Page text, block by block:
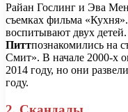
Райан Гослинг и Эва
съемках фильма
воспитывают двух детей.
Питтпознакомились на
Смит». В начале 2000-х
2014 году, но они
году.